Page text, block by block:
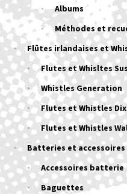
Albums
Méthodes et
Flûtes irlandaises et
Flutes et Whisltes
Whistles Generation
Flutes et Whistles
Flutes et Whistles
Batteries et accessoires
Accessoires batterie
Baguettes